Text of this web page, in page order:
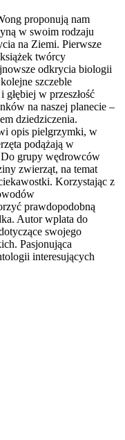
proponują nam
w swoim rodzaju
na Ziemi. Pierwsze
twórcy
odkrycia biologii
szczeble
w przeszłość
na naszej planecie –
dziedziczenia.
opis pielgrzymki, w
podążają w
Do grupy wędrowców
zwierząt, na temat
Korzystając z
prawdopodobną
Autor wplata do
swojego
Pasjonująca
interesujących